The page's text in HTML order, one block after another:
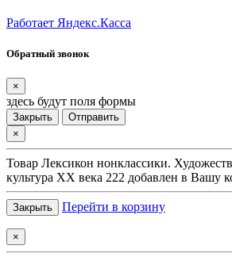
Работает Яндекс.Касса
Обратный звонок
×
здесь будут поля формы
Закрыть
Отправить
×
Товар Лексикон нонклассики.
культура XX века 222 добавлен в Вашу
Закрыть Перейти в корзину
×